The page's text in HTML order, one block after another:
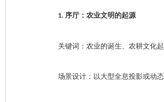
1. 序厅：农业文明的起源
关键词：农业的诞生、农耕文化
场景设计：以大型全息投影或动